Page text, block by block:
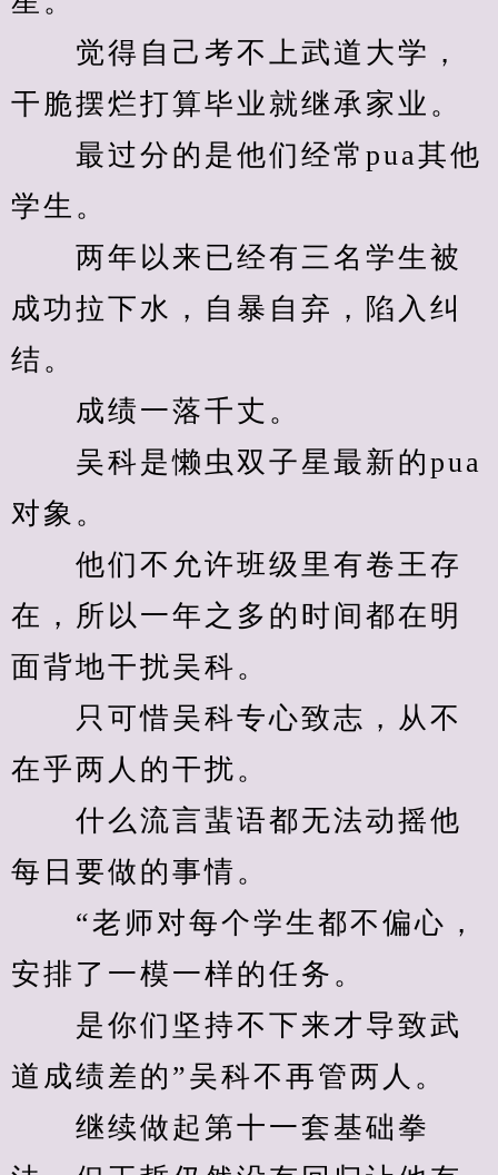
觉得自己考不上武道大学，
干脆摆烂打算毕业就继承家业。
最过分的是他们经常pua其他
学生。
两年以来已经有三名学生被
成功拉下水，自暴自弃，陷入纠
结。
成绩一落千丈。
吴科是懒虫双子星最新的pua
对象。
他们不允许班级里有卷王存
在，所以一年之多的时间都在明
面背地干扰吴科。
只可惜吴科专心致志，从不
在乎两人的干扰。
什么流言蜚语都无法动摇他
每日要做的事情。
“老师对每个学生都不偏心，
安排了一模一样的任务。
是你们坚持不下来才导致武
道成绩差的”吴科不再管两人。
继续做起第十一套基础拳